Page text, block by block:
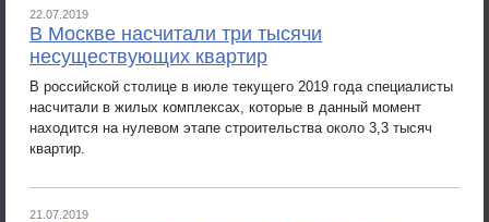
22.07.2019
В Москве насчитали три тысячи
несуществующих квартир
В российской столице в июле текущего 2019 года специалисты
насчитали в жилых комплексах, которые в данный момент
находится на нулевом этапе строительства около 3,3 тысяч
квартир.
21.07.2019